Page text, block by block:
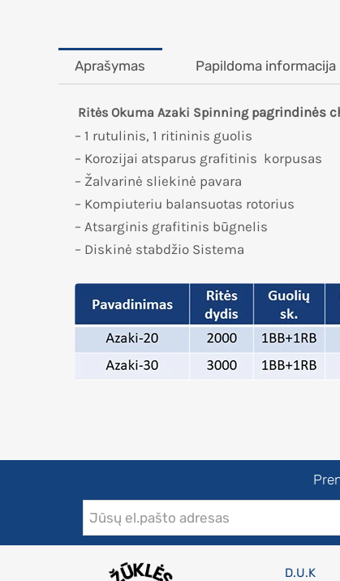
Aprašymas Papildoma informacija
Ritės Okuma Azaki Spinning pagrindinės
– 1 rutulinis, 1 ritininis guolis
– Korozijai atsparus grafitinis korpusas
– Žalvarinė sliekinė pavara
– Kompiuteriu balansuotas rotorius
– Atsarginis grafitinis būgnelis
– Diskinė stabdžio Sistema
D.U.K